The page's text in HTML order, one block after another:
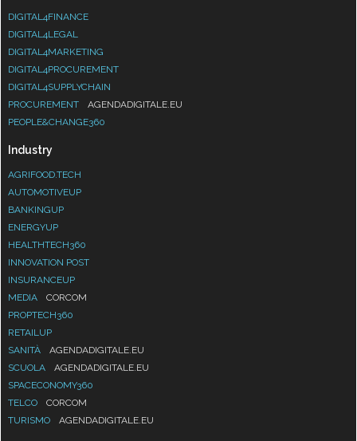
DIGITAL4FINANCE
DIGITAL4LEGAL
DIGITAL4MARKETING
DIGITAL4PROCUREMENT
DIGITAL4SUPPLYCHAIN
PROCUREMENT
AGENDADIGITALE.EU
PEOPLE&CHANGE360
Industry
AGRIFOOD.TECH
AUTOMOTIVEUP
BANKINGUP
ENERGYUP
HEALTHTECH360
INNOVATION POST
INSURANCEUP
MEDIA
CORCOM
PROPTECH360
RETAILUP
SANITÀ
AGENDADIGITALE.EU
SCUOLA
AGENDADIGITALE.EU
SPACECONOMY360
TELCO
CORCOM
TURISMO
AGENDADIGITALE.EU